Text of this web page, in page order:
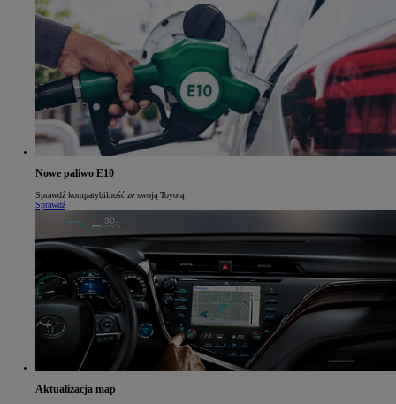
Nowe paliwo E10
Sprawdź kompatybilność ze swoją Toyotą
Sprawdź
Aktualizacja map